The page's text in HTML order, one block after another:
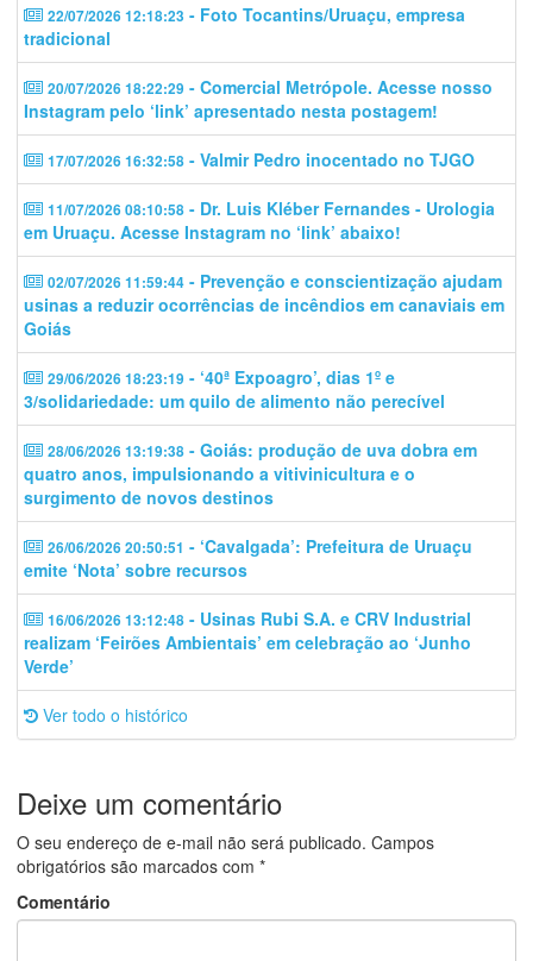
22/07/2026 12:18:23 - Foto Tocantins/Uruaçu, empresa
tradicional
20/07/2026 18:22:29 - Comercial Metrópole. Acesse nosso
Instagram pelo ‘link’ apresentado nesta postagem!
17/07/2026 16:32:58 - Valmir Pedro inocentado no TJGO
11/07/2026 08:10:58 - Dr. Luis Kléber Fernandes - Urologia
em Uruaçu. Acesse Instagram no ‘link’ abaixo!
02/07/2026 11:59:44 - Prevenção e conscientização ajudam
usinas a reduzir ocorrências de incêndios em canaviais em
Goiás
29/06/2026 18:23:19 - ‘40ª Expoagro’, dias 1º e
3/solidariedade: um quilo de alimento não perecível
28/06/2026 13:19:38 - Goiás: produção de uva dobra em
quatro anos, impulsionando a vitivinicultura e o
surgimento de novos destinos
26/06/2026 20:50:51 - ‘Cavalgada’: Prefeitura de Uruaçu
emite ‘Nota’ sobre recursos
16/06/2026 13:12:48 - Usinas Rubi S.A. e CRV Industrial
realizam ‘Feirões Ambientais’ em celebração ao ‘Junho
Verde’
Ver todo o histórico
Deixe um comentário
O seu endereço de e-mail não será publicado. Campos
obrigatórios são marcados com *
Comentário